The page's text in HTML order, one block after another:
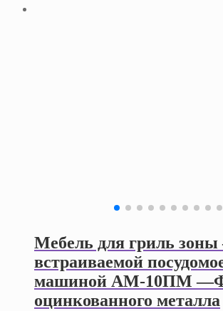
Мебель для гриль
встраиваемой
машиной АМ-10ПМ
оцинкованного металла